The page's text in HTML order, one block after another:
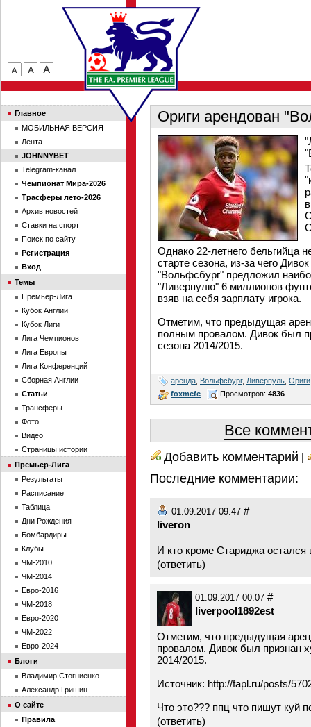
Ориги арендован
Однако 22-летнего бельгийца
старте сезона, из-за чего
"Вольфсбург" предложил
"Ливерпулю" 6 миллионов
взяв на себя зарплату игрока.
Отметим, что предыдущая
полным провалом. Дивок был
сезона 2014/2015.
аренда Вольфсбург, Ливерпуль Ориги
foxmcfc
Просмотров: 4836
Все
Добавить комментарий |
Последние комментарии:
01.09.2017 09:47 #
liveron
И кто кроме Стариджа
(ответить)
01.09.2017 00:07 #
liverpool1892est
Отметим, что предыдущая
провалом. Дивок был признан
2014/2015.
Источник: http://fapl.ru/posts/
Что это??? ппц что пишут куй
(ответить)
Главное
МОБИЛЬНАЯ ВЕРСИЯ
Лента
JOHNNYBET
Telegram-канал
Чемпионат Мира-2026
Трасферы лето-2026
Архив новостей
Ставки на спорт
Поиск по сайту
Регистрация
Вход
Темы
Премьер-Лига
Кубок Англии
Кубок Лиги
Лига Чемпионов
Лига Европы
Лига Конференций
Сборная Англии
Статьи
Трансферы
Фото
Видео
Страницы истории
Премьер-Лига
Результаты
Расписание
Таблица
Дни Рождения
Бомбардиры
Клубы
ЧМ-2010
ЧМ-2014
Евро-2016
ЧМ-2018
Евро-2020
ЧМ-2022
Евро-2024
Блоги
Владимир Стогниенко
Александр Гришин
О сайте
Правила